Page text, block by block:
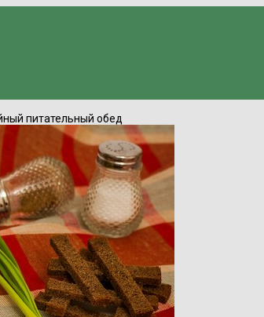
питательный обед